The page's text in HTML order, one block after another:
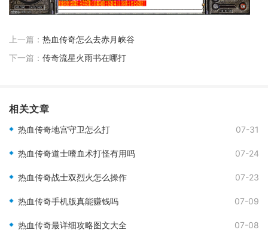
上一篇： 热血传奇怎么去赤月峡谷
下一篇： 传奇流星火雨书在哪打
相关文章
热血传奇地宫守卫怎么打 07-31
热血传奇道士嗜血术打怪有用吗 07-24
热血传奇战士双烈火怎么操作 07-23
热血传奇手机版真能赚钱吗 07-09
热血传奇最详细攻略图文大全 07-08